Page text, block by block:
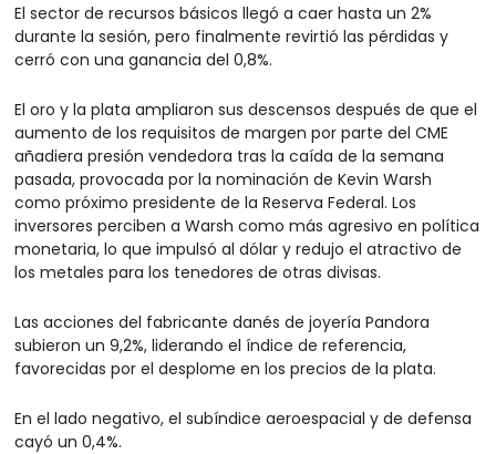
El sector de recursos básicos llegó a caer hasta un 2%
durante la sesión, pero finalmente revirtió las pérdidas y
cerró con una ganancia del 0,8%.
El oro y la plata ampliaron sus descensos después de que el
aumento de los requisitos de margen por parte del CME
añadiera presión vendedora tras la caída de la semana
pasada, provocada por la nominación de Kevin Warsh
como próximo presidente de la Reserva Federal. Los
inversores perciben a Warsh como más agresivo en política
monetaria, lo que impulsó al dólar y redujo el atractivo de
los metales para los tenedores de otras divisas.
Las acciones del fabricante danés de joyería Pandora
subieron un 9,2%, liderando el índice de referencia,
favorecidas por el desplome en los precios de la plata.
En el lado negativo, el subíndice aeroespacial y de defensa
cayó un 0,4%.